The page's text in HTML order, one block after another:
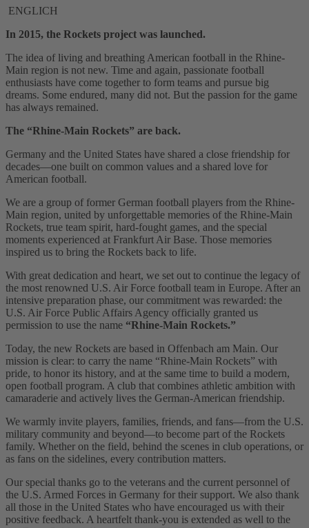
ENGLICH
In 2015, the Rockets project was launched.
The idea of living and breathing American football in the Rhine-
Main region is not new. Time and again, passionate football
enthusiasts have come together to form teams and pursue big
dreams. Some endured, many did not. But the passion for the game
has always remained.
The “Rhine-Main Rockets” are back.
Germany and the United States have shared a close friendship for
decades—one built on common values and a shared love for
American football.
We are a group of former German football players from the Rhine-
Main region, united by unforgettable memories of the Rhine-Main
Rockets, true team spirit, hard-fought games, and the special
moments experienced at Frankfurt Air Base. Those memories
inspired us to bring the Rockets back to life.
With great dedication and heart, we set out to continue the legacy of
the most renowned U.S. Air Force football team in Europe. After an
intensive preparation phase, our commitment was rewarded: the
U.S. Air Force Public Affairs Agency officially granted us
permission to use the name “Rhine-Main Rockets.”
Today, the new Rockets are based in Offenbach am Main. Our
mission is clear: to carry the name “Rhine-Main Rockets” with
pride, to honor its history, and at the same time to build a modern,
open football program. A club that combines athletic ambition with
camaraderie and actively lives the German-American friendship.
We warmly invite players, families, friends, and fans—from the U.S.
military community and beyond—to become part of the Rockets
family. Whether on the field, behind the scenes in club operations, or
as fans on the sidelines, every contribution matters.
Our special thanks go to the veterans and the current personnel of
the U.S. Armed Forces in Germany for their support. We also thank
all those in the United States who have encouraged us with their
positive feedback. A heartfelt thank-you is extended as well to the